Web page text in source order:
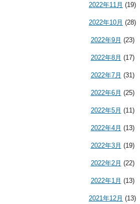
2022年11月 (19)
2022年10月 (28)
2022年9月 (23)
2022年8月 (17)
2022年7月 (31)
2022年6月 (25)
2022年5月 (11)
2022年4月 (13)
2022年3月 (19)
2022年2月 (22)
2022年1月 (13)
2021年12月 (13)